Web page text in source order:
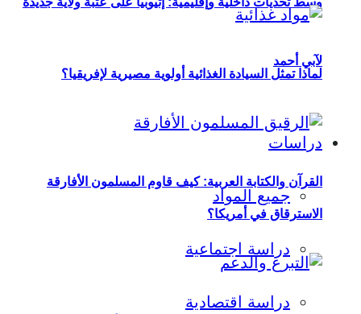
لآبي أحمد
دراسات
جميع المواد
دراسة اجتماعية
دراسة اقتصادية
لماذا تمثل السيادة الغذائية أولوية مصيرية لإفريقيا؟
القرآن والكتابة العربية: كيف قاوم المسلمون الأفارقة
الاسترقاق في أمريكا؟